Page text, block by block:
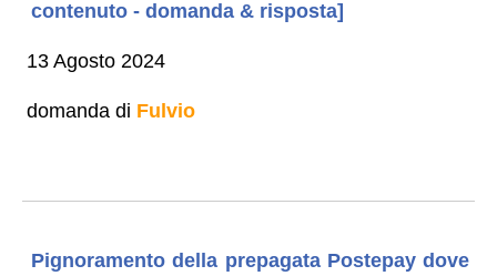
contenuto - domanda & risposta]
13 Agosto 2024
domanda di Fulvio
Pignoramento della prepagata Postepay dove